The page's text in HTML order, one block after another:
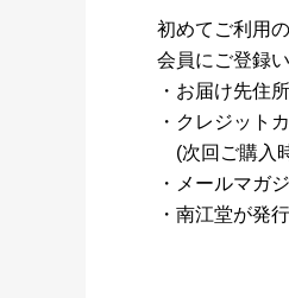
初めてご利用
会員にご登録
・お届け先住
・クレジット
(次回ご購入
・メールマガ
・南江堂が発